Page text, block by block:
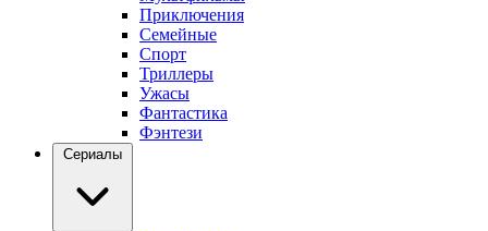
Приключения
Семейные
Спорт
Триллеры
Ужасы
Фантастика
Фэнтези
Сериалы